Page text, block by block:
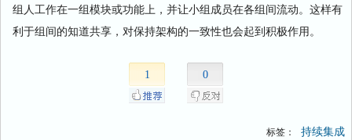
组人工作在一组模块或功能上，并让小组成员在各组间流动。这样有
利于组间的知道共享，对保持架构的一致性也会起到积极作用。
1 0
标签： 持续集成